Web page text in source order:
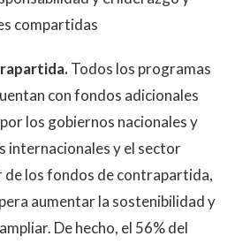
compartidas
Todos los programas
con fondos adicionales
los gobiernos nacionales y
internacionales y el sector
de los fondos de contrapartida,
aumentar la sostenibilidad y
De hecho, el 56% del